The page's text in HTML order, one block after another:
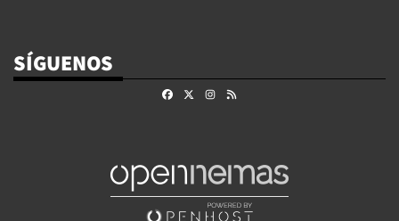
SÍGUENOS
FacebookInstagram